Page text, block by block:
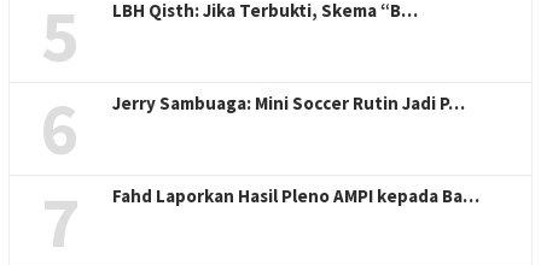
5 LBH Qisth: Jika Terbukti, Skema “B…
6 Jerry Sambuaga: Mini Soccer Rutin Jadi P…
7 Fahd Laporkan Hasil Pleno AMPI kepada Ba…